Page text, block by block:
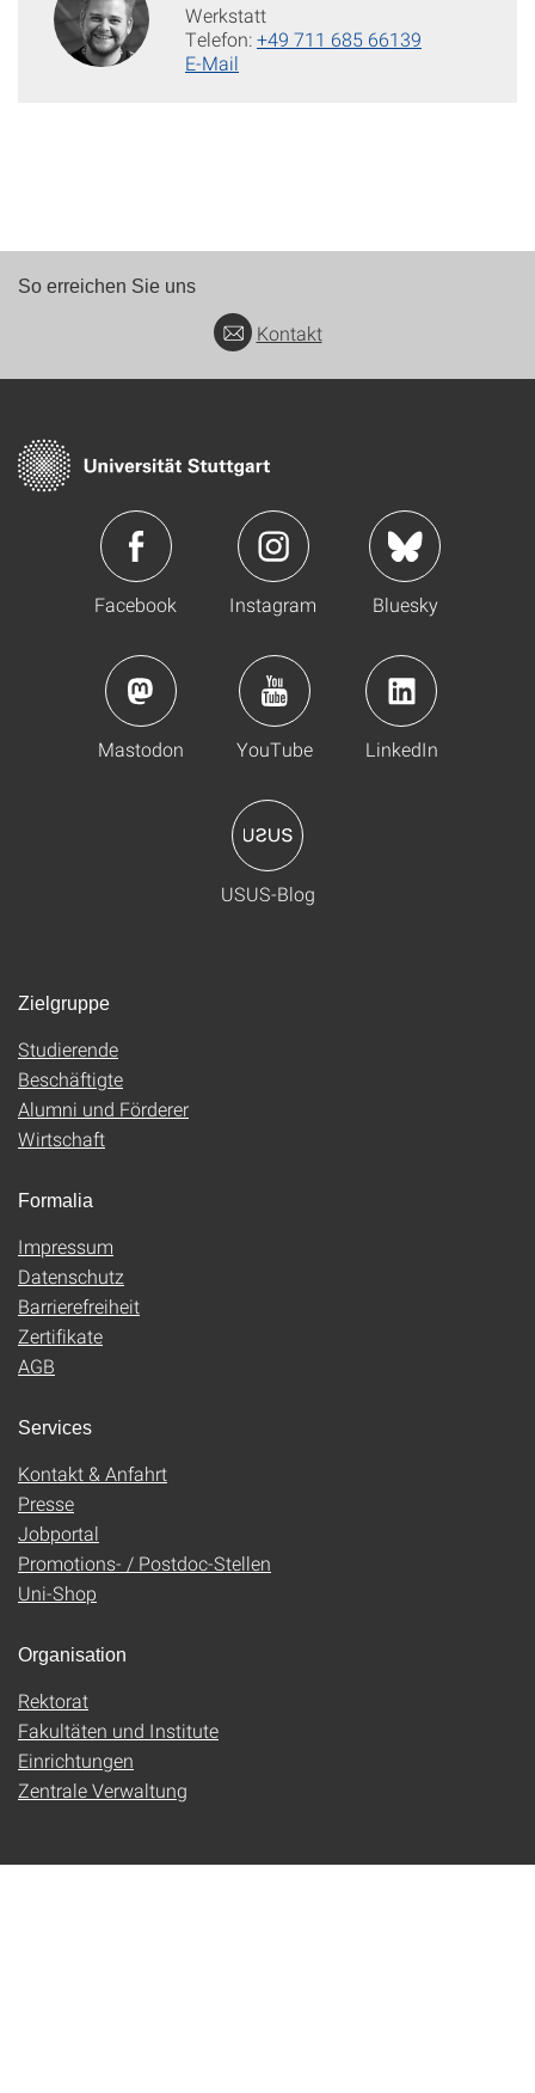
Werkstatt
Telefon:+49 711 685 66139
E-Mail
So erreichen Sie uns
Kontakt
Facebook Instagram Bluesky
Mastodon YouTube LinkedIn
USUS-Blog
Zielgruppe
Studierende
Beschäftigte
Alumni und Förderer
Wirtschaft
Formalia
Impressum
Datenschutz
Barrierefreiheit
Zertifikate
AGB
Services
Kontakt & Anfahrt
Presse
Jobportal
Promotions- / Postdoc-Stellen
Uni-Shop
Organisation
Rektorat
Fakultäten und Institute
Einrichtungen
Zentrale Verwaltung